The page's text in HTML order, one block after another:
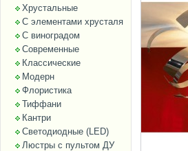
Хрустальные
С элементами хрусталя
С виноградом
Современные
Классические
Модерн
Флористика
Тиффани
Кантри
Светодиодные (LED)
Люстры с пультом ДУ